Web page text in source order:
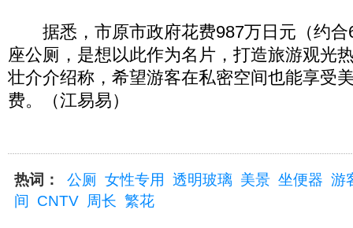
据悉，市原市政府花费987万日元（约合
座公厕，是想以此作为名片，打造旅游观光
壮介介绍称，希望游客在私密空间也能享受
费。（江易易）
热词： 公厕 女性专用 透明玻璃 美景 坐便器 游
间
CNTV 周长 繁花